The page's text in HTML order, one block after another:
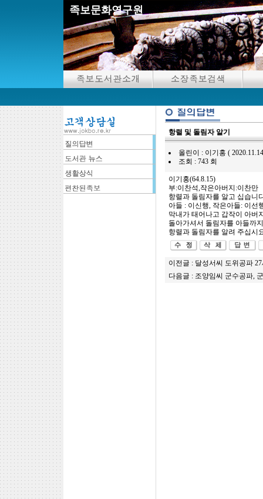
족보문화연구원
항렬 및 돌림자 알기
올린이 : 이기홍 (
조회 : 743 회
이기홍(64.8.15)
부:이찬석,작은아버지:이찬만
항렬과 돌림자를 알고 십습니
아들 : 이신행, 작은아들: 이선
막내가 태어나고 갑작이 아버
돌아가셔서 돌림자를 아들까
항렬과 돌림자를 알려 주십시
이전글 : 달성서씨 도위공파
다음글 : 조양임씨 군수공파,